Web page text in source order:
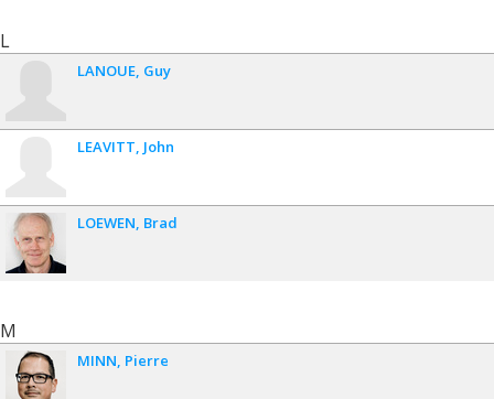
L
LANOUE Guy
LEAVITT John
LOEWEN Brad
M
MINN Pierre